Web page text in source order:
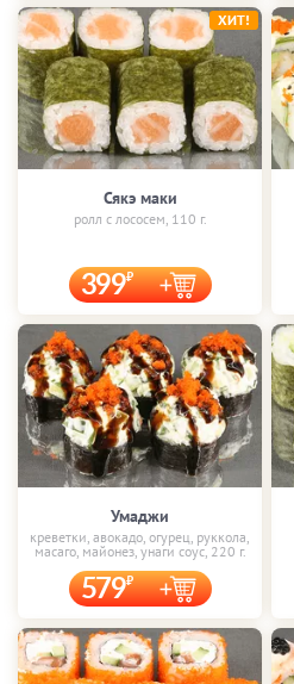
Сякэ маки
ролл с лососем, 110 г.
399
ХИТ!
Умаджи
креветки, авокадо, огурец, руккола,
масаго, майонез, унаги соус, 220 г.
579